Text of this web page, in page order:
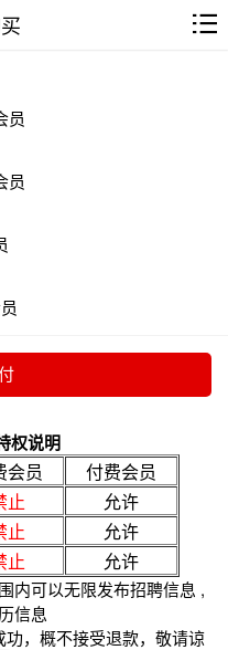
员
员
权说明
会员
付费会员
止
允许
止
允许
止 允许
内可以无限发布招聘信息 ,
信息
，概不接受退款，敬请谅